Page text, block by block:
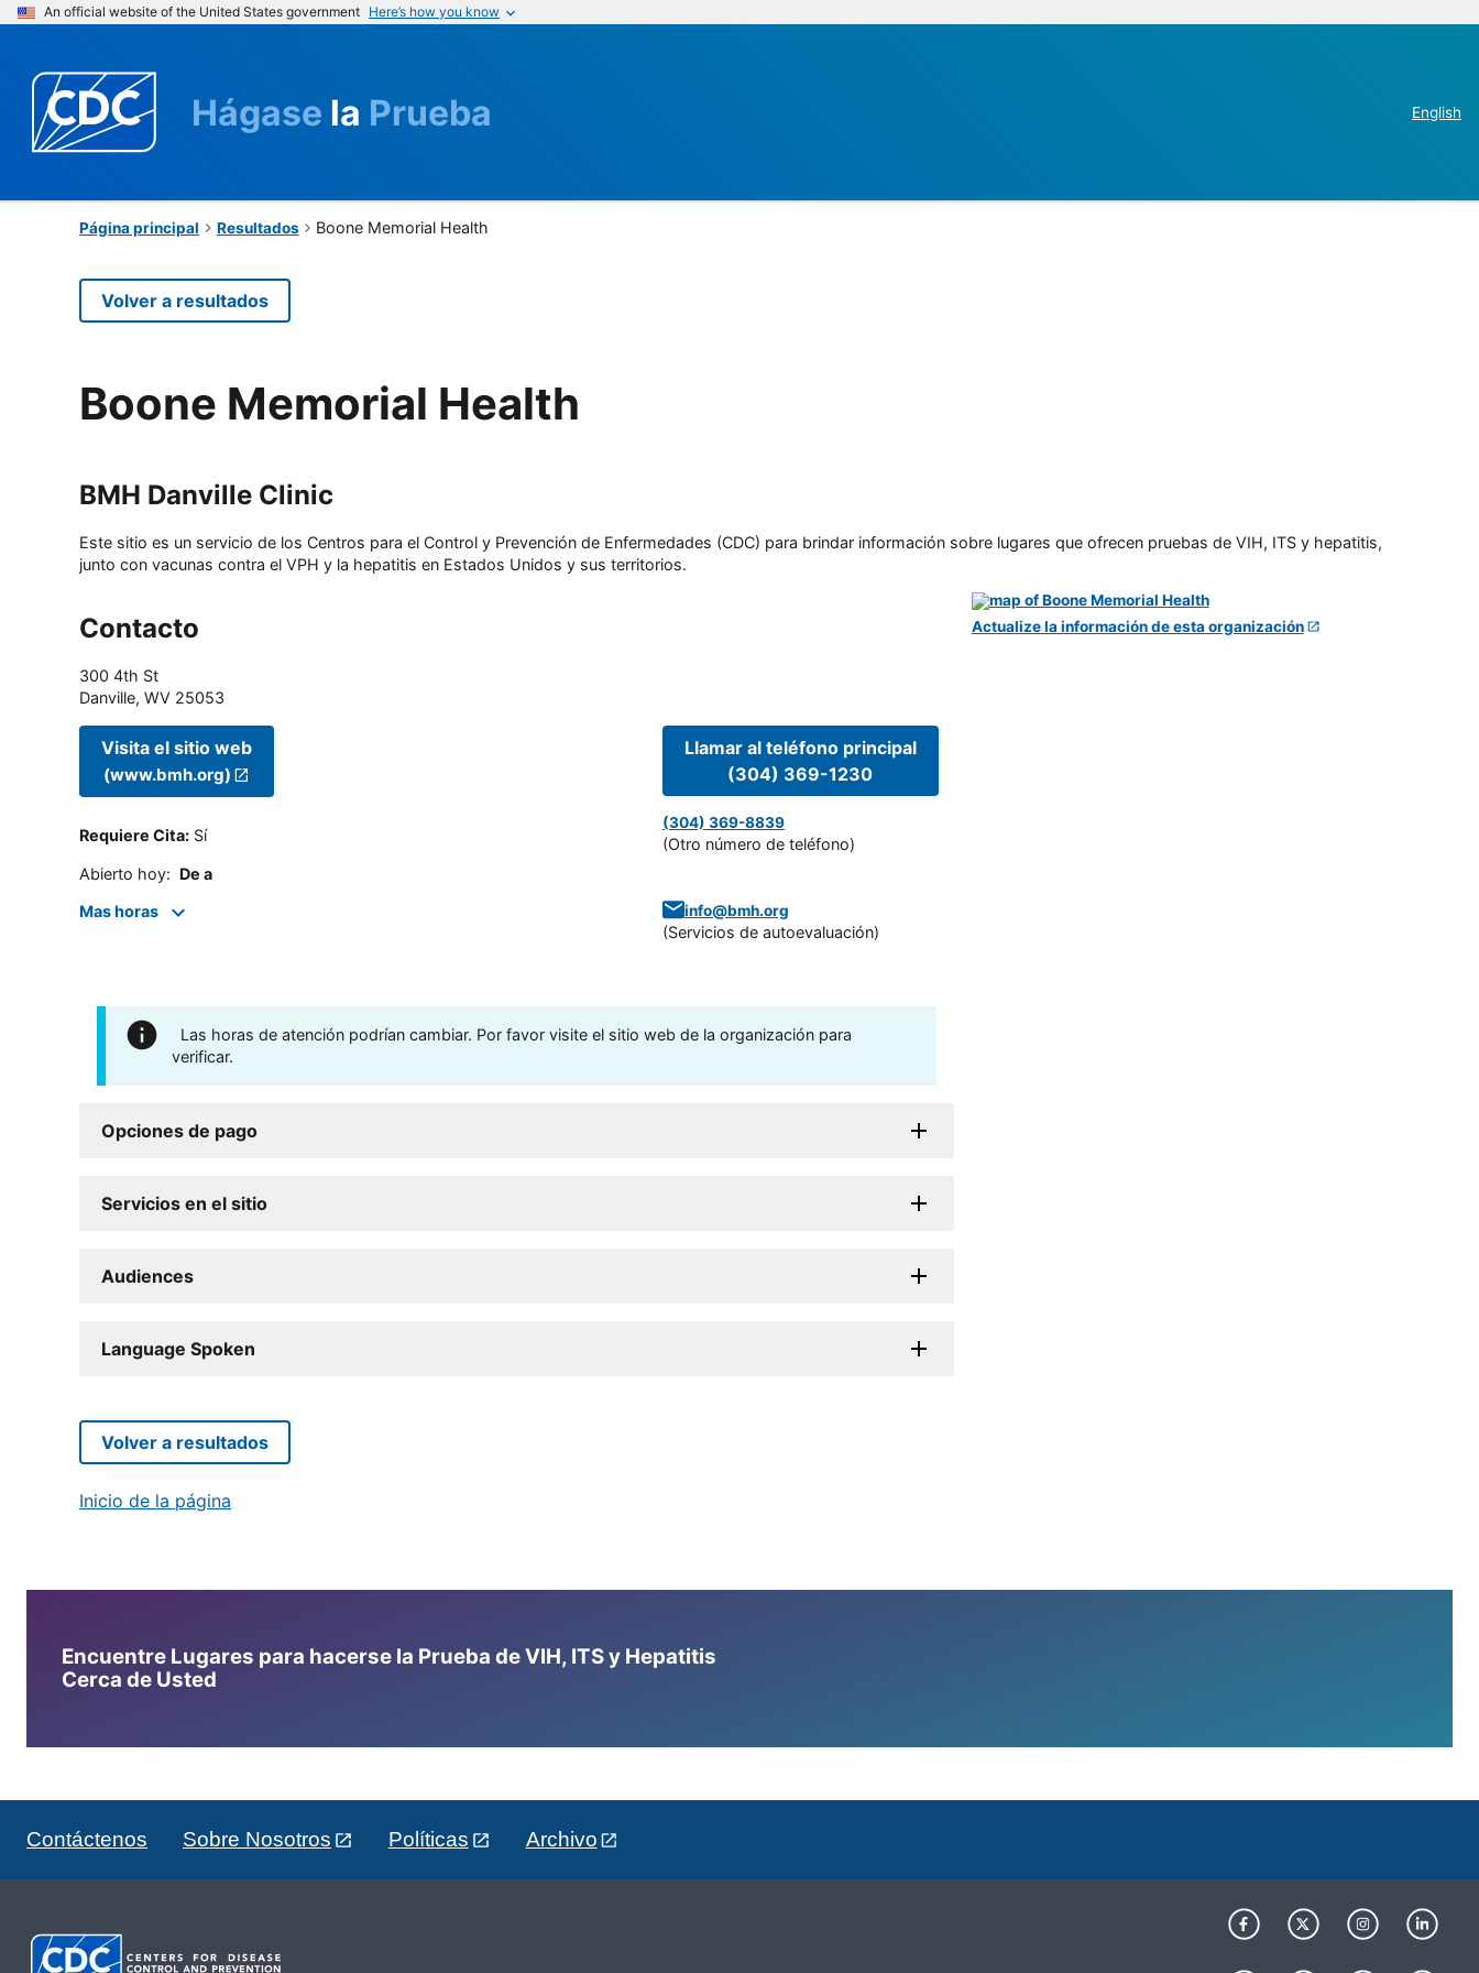
An official website of the United States government Here’s how you know
Hágase la Prueba English
Página principal Resultados Boone Memorial Health
Volver a resultados
Boone Memorial Health
BMH Danville Clinic
Este sitio es un servicio de los Centros para el Control y Prevención de Enfermedades (CDC) para brindar información sobre lugares que ofrecen pruebas de VIH, ITS y hepatitis,
junto con vacunas contra el VPH y la hepatitis en Estados Unidos y sus territorios.
Contacto
300 4th St
Danville, WV 25053
Visita el sitio web
(www.bmh.org)
Requiere Cita: Sí
Abierto hoy: De a
Mas horas
Llamar al teléfono principal
(304) 369-1230
(304) 369-8839
(Otro número de teléfono)
info@bmh.org
(Servicios de autoevaluación)
Las horas de atención podrían cambiar. Por favor visite el sitio web de la organización para
verificar.
Opciones de pago
Servicios en el sitio
Audiences
Language Spoken
Actualize la información de esta organización
Volver a resultados
Inicio de la página
Encuentre Lugares para hacerse la Prueba de VIH, ITS y Hepatitis
Cerca de Usted
Contáctenos Sobre Nosotros Políticas Archivo